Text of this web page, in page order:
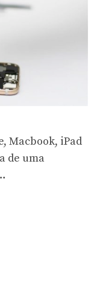
Macbook, iPad
de uma